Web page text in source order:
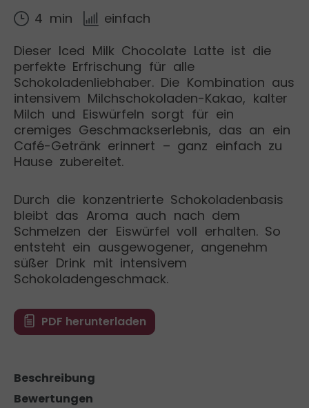
4 min
einfach
Dieser Iced Milk Chocolate Latte ist die
perfekte Erfrischung für alle
Schokoladenliebhaber. Die Kombination aus
intensivem Milchschokoladen-Kakao, kalter
Milch und Eiswürfeln sorgt für ein
cremiges Geschmackserlebnis, das an ein
Café-Getränk erinnert – ganz einfach zu
Hause zubereitet.
Durch die konzentrierte Schokoladenbasis
bleibt das Aroma auch nach dem
Schmelzen der Eiswürfel voll erhalten. So
entsteht ein ausgewogener, angenehm
süßer Drink mit intensivem
Schokoladengeschmack.
PDF herunterladen
Beschreibung
Bewertungen